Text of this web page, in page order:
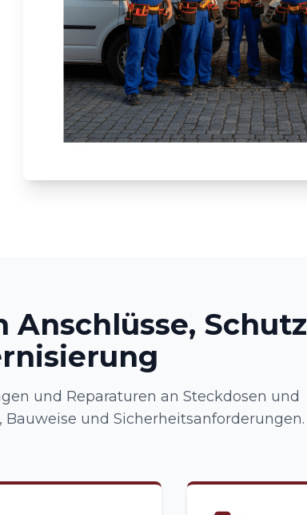
Schutz
und Reparaturen an Steckdosen und
und Sicherheitsanforderungen.